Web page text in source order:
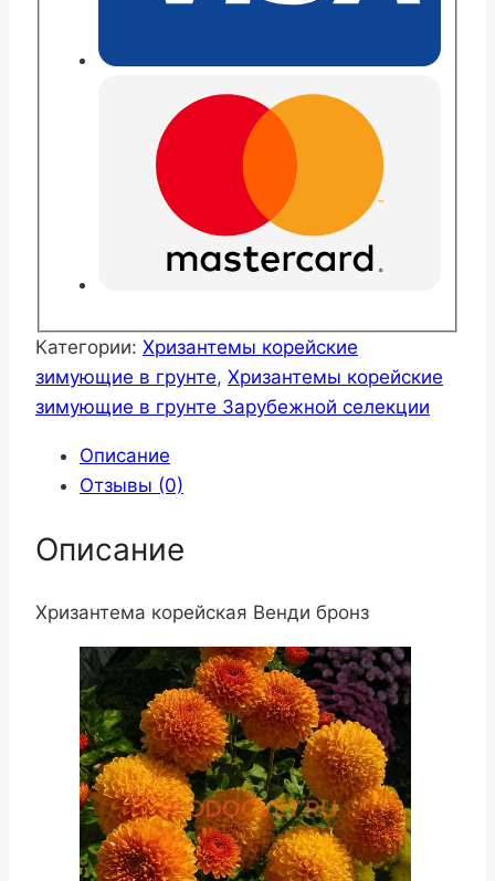
Категории: Хризантемы корейские
зимующие в грунте, Хризантемы корейские
зимующие в грунте Зарубежной селекции
Описание
Отзывы (0)
Описание
Хризантема корейская Венди бронз